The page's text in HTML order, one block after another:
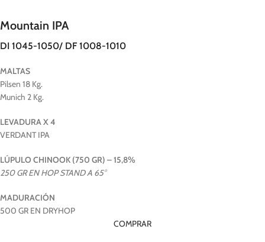
Mountain IPA
DI 1045-1050/ DF 1008-1010
MALTAS
Pilsen 18 Kg.
Munich 2 Kg.
LEVADURA X 4
VERDANT IPA
LÚPULO CHINOOK (750 GR) – 15,8%
250 GR EN HOP STAND A 65°
MADURACIÓN
500 GR EN DRYHOP
COMPRAR